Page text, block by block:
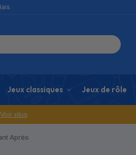
Jeux classiques Jeux de rôle
Voir plus
Après